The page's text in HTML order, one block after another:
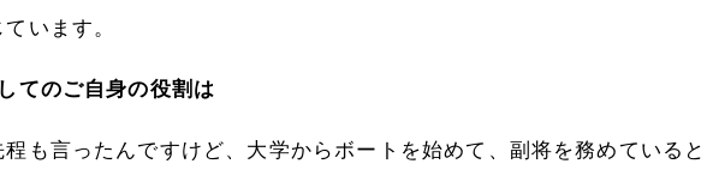
います。
てのご自身の役割は
も言ったんですけど、大学からボートを始めて、副将を務めていると